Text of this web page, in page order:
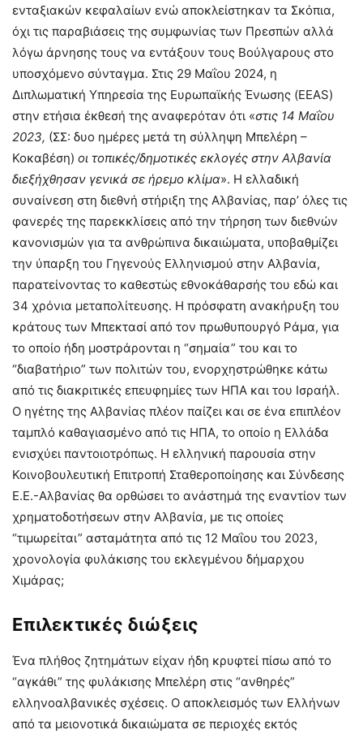
ενταξιακών κεφαλαίων ενώ αποκλείστηκαν τα Σκόπια,
όχι τις παραβιάσεις της συμφωνίας των Πρεσπών αλλά
λόγω άρνησης τους να εντάξουν τους Βούλγαρους στο
υποσχόμενο σύνταγμα. Στις 29 Μαΐου 2024, η
Διπλωματική Υπηρεσία της Ευρωπαϊκής Ένωσης (EEAS)
στην ετήσια έκθεσή της αναφερόταν ότι «στις 14 Μαΐου
2023, (ΣΣ: δυο ημέρες μετά τη σύλληψη Μπελέρη –
Κοκαβέση) οι τοπικές/δημοτικές εκλογές στην Αλβανία
διεξήχθησαν γενικά σε ήρεμο κλίμα». Η ελλαδική
συναίνεση στη διεθνή στήριξη της Αλβανίας, παρ’ όλες τις
φανερές της παρεκκλίσεις από την τήρηση των διεθνών
κανονισμών για τα ανθρώπινα δικαιώματα, υποβαθμίζει
την ύπαρξη του Γηγενούς Ελληνισμού στην Αλβανία,
παρατείνοντας το καθεστώς εθνοκάθαρσής του εδώ και
34 χρόνια μεταπολίτευσης. Η πρόσφατη ανακήρυξη του
κράτους των Μπεκτασί από τον πρωθυπουργό Ράμα, για
το οποίο ήδη μοστράρονται η “σημαία” του και το
“διαβατήριο” των πολιτών του, ενορχηστρώθηκε κάτω
από τις διακριτικές επευφημίες των ΗΠΑ και του Ισραήλ.
Ο ηγέτης της Αλβανίας πλέον παίζει και σε ένα επιπλέον
ταμπλό καθαγιασμένο από τις ΗΠΑ, το οποίο η Ελλάδα
ενισχύει παντοιοτρόπως. Η ελληνική παρουσία στην
Κοινοβουλευτική Επιτροπή Σταθεροποίησης και Σύνδεσης
Ε.Ε.-Αλβανίας θα ορθώσει το ανάστημά της εναντίον των
χρηματοδοτήσεων στην Αλβανία, με τις οποίες
“τιμωρείται” ασταμάτητα από τις 12 Μαΐου του 2023,
χρονολογία φυλάκισης του εκλεγμένου δήμαρχου
Χιμάρας;
Επιλεκτικές διώξεις
Ένα πλήθος ζητημάτων είχαν ήδη κρυφτεί πίσω από το
“αγκάθι” της φυλάκισης Μπελέρη στις “ανθηρές”
ελληνοαλβανικές σχέσεις. Ο αποκλεισμός των Ελλήνων
από τα μειονοτικά δικαιώματα σε περιοχές εκτός